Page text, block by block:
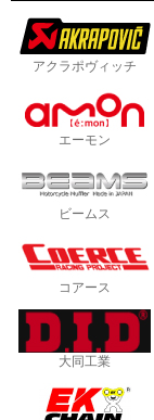
アクラポヴィッチ
エーモン
ビームス
コアース
大同工業